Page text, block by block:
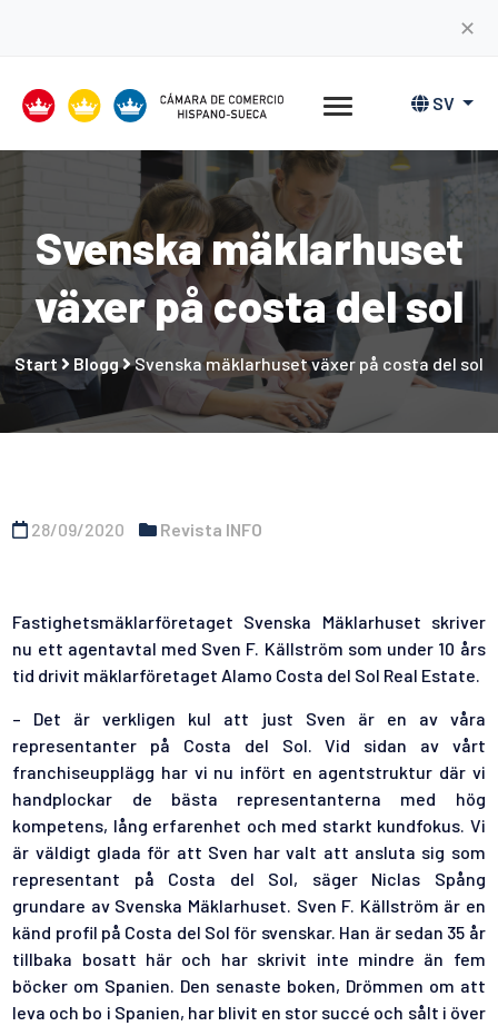
✕
SV
Svenska mäklarhuset
växer på costa del sol
Start Blogg Svenska mäklarhuset växer på costa del sol
28/09/2020 Revista INFO
Fastighetsmäklarföretaget Svenska Mäklarhuset skriver
nu ett agentavtal med Sven F. Källström som under 10 års
tid drivit mäklarföretaget Alamo Costa del Sol Real Estate.
– Det är verkligen kul att just Sven är en av våra
representanter på Costa del Sol. Vid sidan av vårt
franchiseupplägg har vi nu infört en agentstruktur där vi
handplockar de bästa representanterna med hög
kompetens, lång erfarenhet och med starkt kundfokus. Vi
är väldigt glada för att Sven har valt att ansluta sig som
representant på Costa del Sol, säger Niclas Spång
grundare av Svenska Mäklarhuset. Sven F. Källström är en
känd profil på Costa del Sol för svenskar. Han är sedan 35 år
tillbaka bosatt här och har skrivit inte mindre än fem
böcker om Spanien. Den senaste boken, Drömmen om att
leva och bo i Spanien, har blivit en stor succé och sålt i över